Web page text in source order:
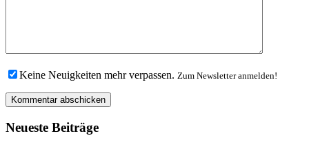
Keine Neuigkeiten mehr verpassen. Zum Newsletter anmelden!
Neueste Beiträge